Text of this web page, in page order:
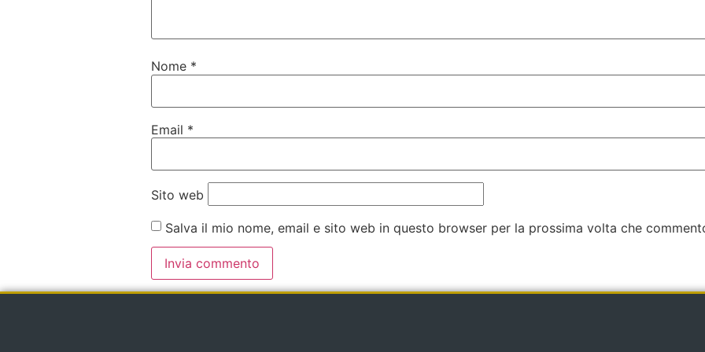
Nome *
Email *
Sito web
Salva il mio nome, email e sito web in questo browser per la prossima volta che